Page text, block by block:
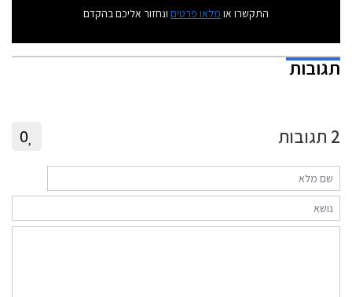
התקשרו או מלאו פרטים ונחזור אליכם בהקדם
תגובות
2 תגובות 0